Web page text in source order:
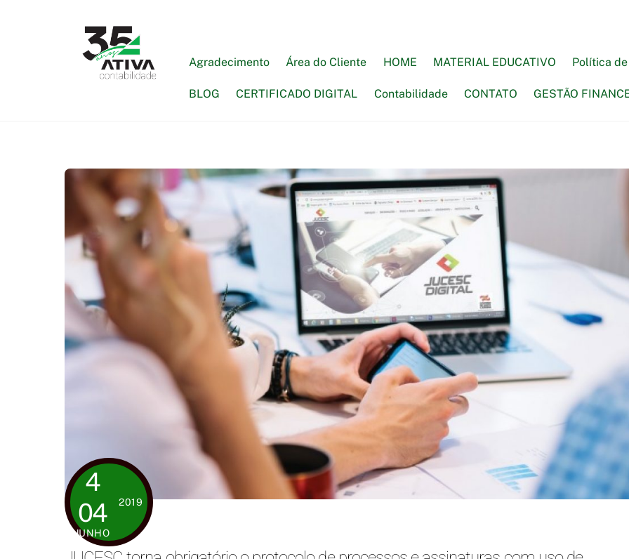
Agradecimento
Área do Cliente HOME MATERIAL EDUCATIVO Política
BLOG CERTIFICADO DIGITAL Contabilidade CONTATO GESTÃO
4
04
JUNHO
2019